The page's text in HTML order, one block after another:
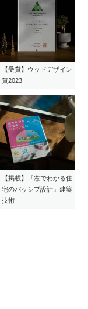
【受賞】ウッドデザイン
賞2023
【掲載】『窓でわかる住
宅のパッシブ設計』建築
技術